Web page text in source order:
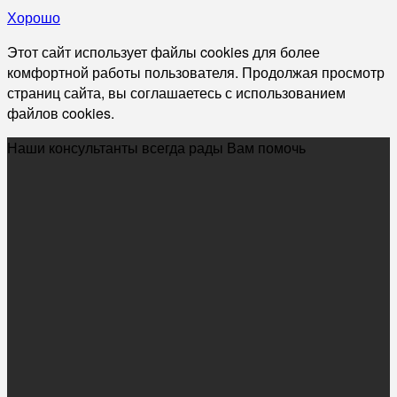
Хорошо
Этот сайт использует файлы cookies для более
комфортной работы пользователя. Продолжая просмотр
страниц сайта, вы соглашаетесь с использованием
файлов cookies.
Наши консультанты всегда рады Вам помочь